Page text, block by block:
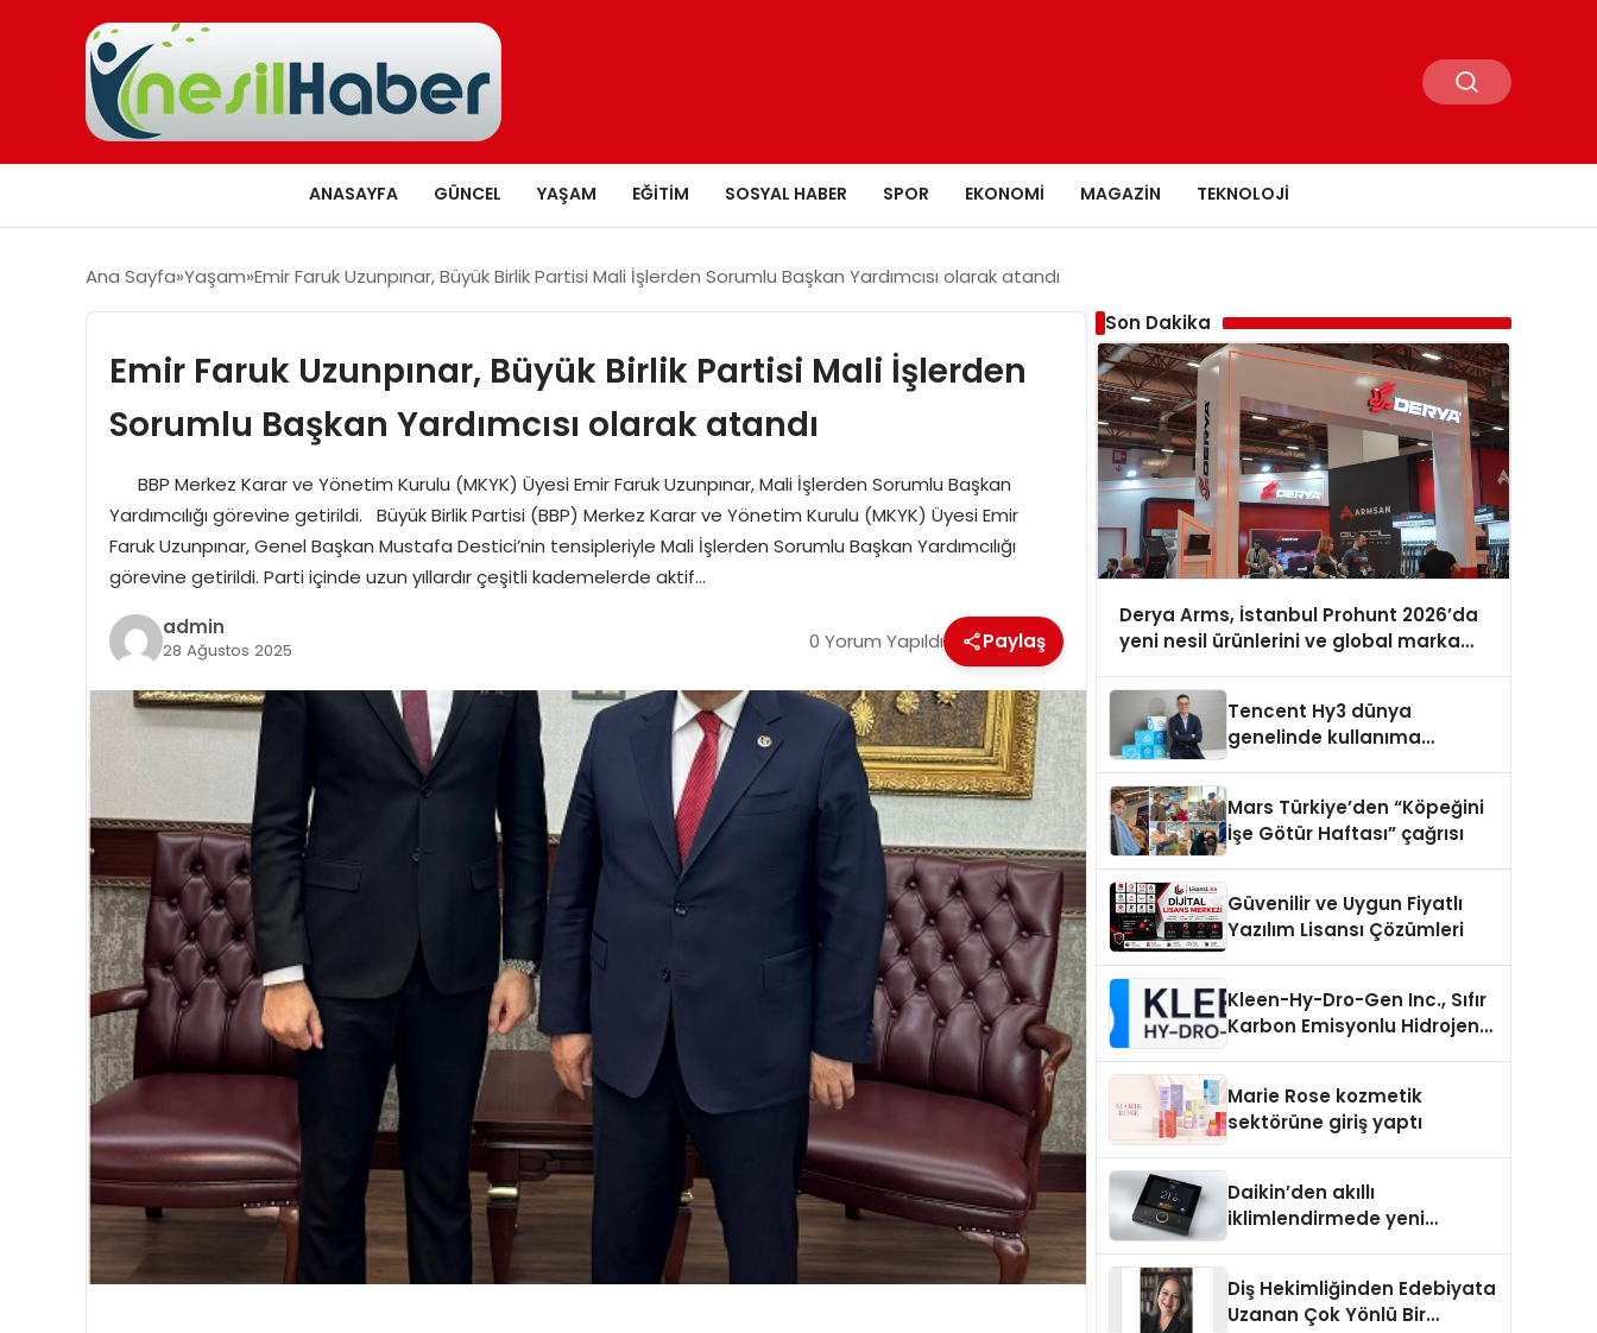
ANASAYFA GÜNCEL YAŞAM EĞITIM SOSYAL HABER SPOR EKONOMI MAGAZIN TEKNOLOJI
Ana Sayfa Yaşam Emir Faruk Uzunpınar, Büyük Birlik Partisi Mali İşlerden Sorumlu Başkan Yardımcısı olarak atandı
Emir Faruk Uzunpınar, Büyük Birlik Partisi Mali İşlerden
Sorumlu Başkan Yardımcısı olarak atandı
BBP Merkez Karar ve Yönetim Kurulu (MKYK) Üyesi Emir Faruk Uzunpınar, Mali İşlerden Sorumlu Başkan
Yardımcılığı görevine getirildi. Büyük Birlik Partisi (BBP) Merkez Karar ve Yönetim Kurulu (MKYK) Üyesi Emir
Faruk Uzunpınar, Genel Başkan Mustafa Destici’nin tensipleriyle Mali İşlerden Sorumlu Başkan Yardımcılığı
görevine getirildi. Parti içinde uzun yıllardır çeşitli kademelerde aktif…
admin
28 Ağustos 2025 0 Yorum Yapıldı Paylaş
Son Dakika
Derya Arms, İstanbul Prohunt 2026’da
yeni nesil ürünlerini ve global marka
Tencent Hy3 dünya
genelinde kullanıma
Mars Türkiye’den “Köpeğini
İşe Götür Haftası” çağrısı
Güvenilir ve Uygun Fiyatlı
Yazılım Lisansı Çözümleri
Kleen-Hy-Dro-Gen Inc., Sıfır
Karbon Emisyonlu Hidrojen
Aldı
Marie Rose kozmetik
sektörüne giriş yaptı
Daikin’den akıllı
iklimlendirmede yeni
Diş Hekimliğinden Edebiyata
Uzanan Çok Yönlü Bir